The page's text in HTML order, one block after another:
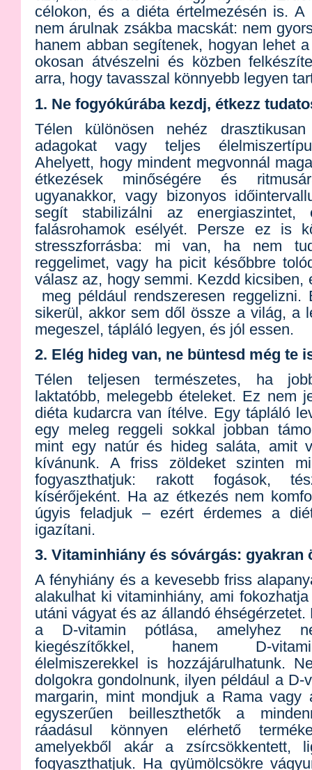
célokon, és a diéta értelmezésén is. A
nem árulnak zsákba macskát: nem
hanem abban segítenek, hogyan lehet
okosan átvészelni és közben
arra, hogy tavasszal könnyebb legyen
1. Ne fogyókúrába kezdj, étkezz
Télen különösen nehéz
adagokat vagy teljes
Ahelyett, hogy mindent megvonnál
étkezések minőségére és
ugyanakkor, vagy bizonyos
segít stabilizálni az
falásrohamok esélyét. Persze ez is
stresszforrásba: mi van, ha nem
reggelimet, vagy ha picit későbbre
válasz az, hogy semmi. Kezdd kicsiben,
meg például rendszeresen
sikerül, akkor sem dől össze a világ, a
megeszel, tápláló legyen, és jól essen.
2. Elég hideg van, ne büntesd még te
Télen teljesen természetes, ha
laktatóbb, melegebb ételeket. Ez nem
diéta kudarcra van ítélve. Egy tápláló
egy meleg reggeli sokkal jobban
mint egy natúr és hideg saláta, amit
kívánunk. A friss zöldeket szinten
fogyaszthatjuk: rakott fogások,
kísérőjeként. Ha az étkezés nem
úgyis feladjuk – ezért érdemes a
igazítani.
3. Vitaminhiány és sóvárgás: gyakran
A fényhiány és a kevesebb friss
alakulhat ki vitaminhiány, ami
utáni vágyat és az állandó éhségérzetet.
a D-vitamin pótlása, amelyhez
kiegészítőkkel, hanem D-
élelmiszerekkel is hozzájárulhatunk.
dolgokra gondolnunk, ilyen például a D-
margarin, mint mondjuk a Rama vagy
egyszerűen beilleszthetők a
ráadásul könnyen elérhető
amelyekből akár a zsírcsökkentett,
fogyaszthatjuk. Ha gyümölcsökre